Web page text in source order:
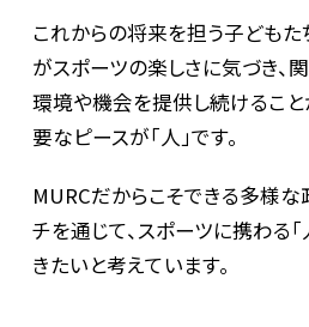
これからの将来を担う子どもた
がスポーツの楽しさに気づき、
環境や機会を提供し続けるこ
要なピースが「人」です。
MURCだからこそできる多様
チを通じて、スポーツに携わる
きたいと考えています。